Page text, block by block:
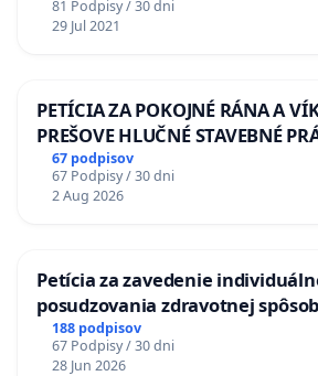
81 Podpisy / 30 dni
29 Jul 2021
PETÍCIA ZA POKOJNÉ RÁNA A
PREŠOVE HLUČNÉ STAVEBNÉ
LEN OD 9.00 DO 13.00 HOD., CEZ
TÝŽDEŇ CIEĽ 8.00 – 18.00 HOD. A
KONTROLA STAVBY C-AREA NA
67 podpisov
67 Podpisy / 30 dni
2 Aug 2026
Petícia za zavedenie
posudzovania zdravotnej
diabetom 1. a 2. typu pri
Policajného zboru SR
188 podpisov
67 Podpisy / 30 dni
28 Jun 2026